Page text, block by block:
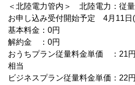
＜北陸電力管内＞ 北陸電力：従
お申し込み受付開始予定 4月11日
基本料金：0円
解約金 ：0円
おうちプラン従量料金単価 ：21
相当
ビジネスプラン従量料金単価：